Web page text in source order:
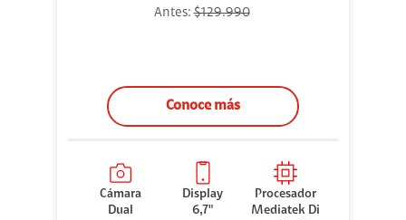
Antes:$129.990
Conoce más
Cámara
Dual
Display
6,7"
Procesador
Mediatek Di